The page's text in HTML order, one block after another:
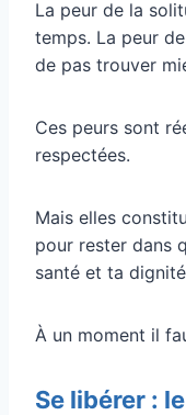
La peur de la
temps. La peur
de pas trouver
Ces peurs sont
respectées.
Mais elles
pour rester dans
santé et ta
À un moment il
Se libérer :